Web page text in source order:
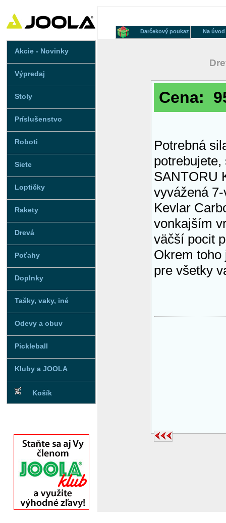
Akcie - Novinky
Výpredaj
Stoly
Príslušenstvo
Roboti
Siete
Loptičky
Rakety
Drevá
Poťahy
Doplnky
Tašky, vaky, iné
Odevy a obuv
Pickleball
Kluby a JOOLA
Košík
Na úvod
Darčekový poukaz
Cena:
Potrebná
SANTORU
vyvážená
Kevlar
vonkajším
väčší pocit
Okrem toho
pre všetky